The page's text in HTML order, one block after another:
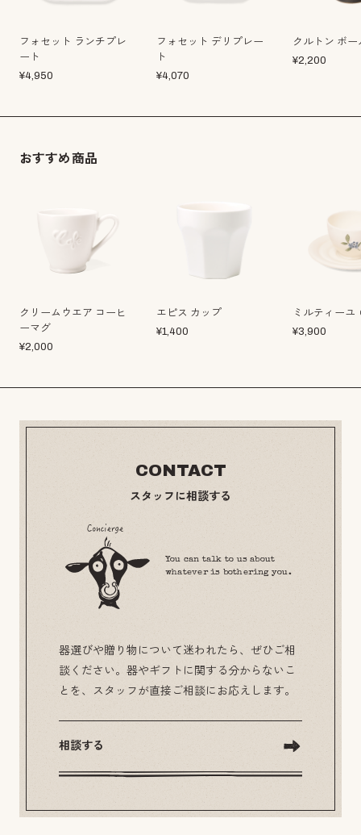
フォセット ランチプレ
ート
¥4,950
フォセット デリプレー
ト
¥4,070
クルトン ボー
¥2,200
おすすめ商品
クリームウエア コーヒ
ーマグ
¥2,000
エピス カップ
¥1,400
ミルティーユ
¥3,900
CONTACT
スタッフに相談する
You can talk to us about
whatever is bothering you.
器選びや贈り物について迷われたら、ぜひご相
談ください。器やギフトに関する分からないこ
とを、スタッフが直接ご相談にお応えします。
相談する